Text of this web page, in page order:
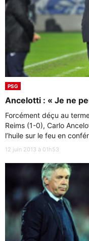
PSG
Ancelotti : « Je ne
Forcément déçu au
Reims (1-0), Carlo
l’huile sur le feu en
12 juin 2013 à 01h53